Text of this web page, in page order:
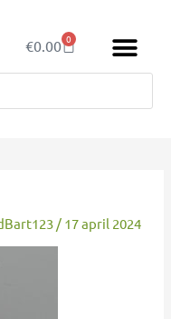
€0.00 0
Winkelwagen
/ 17 april 2024